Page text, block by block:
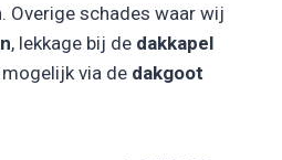
Overige schades waar wij
, lekkage bij de dakkapel
via de dakgoot